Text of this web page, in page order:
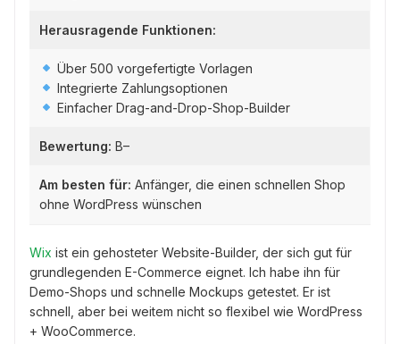
Herausragende Funktionen:
Über 500 vorgefertigte Vorlagen
Integrierte Zahlungsoptionen
Einfacher Drag-and-Drop-Shop-Builder
Bewertung: B–
Am besten für: Anfänger, die einen schnellen Shop
ohne WordPress wünschen
Wix ist ein gehosteter Website-Builder, der sich gut für
grundlegenden E-Commerce eignet. Ich habe ihn für
Demo-Shops und schnelle Mockups getestet. Er ist
schnell, aber bei weitem nicht so flexibel wie WordPress
+ WooCommerce.